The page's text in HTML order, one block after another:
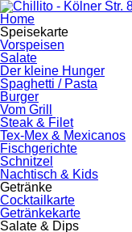
Home
Speisekarte
Vorspeisen
Salate
Der kleine Hunger
Spaghetti / Pasta
Burger
Vom Grill
Steak & Filet
Tex-Mex & Mexicanos
Fischgerichte
Schnitzel
Nachtisch & Kids
Getränke
Cocktailkarte
Getränkekarte
Salate & Dips